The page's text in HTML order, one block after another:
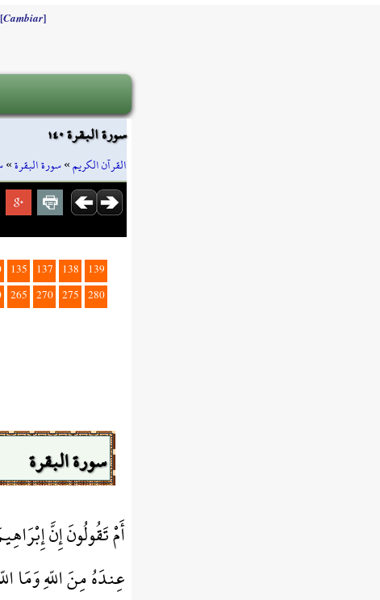
[Cambiar]
سورة البقرة ١٤٠
القرآن الكريم»سورة البقرة»
135 137 138 139
265 270 275
280
سورة البقرة
أَمْ تَقُولُونَ إِنَّ
عِندَهُ مِنَ اللّهِ وَمَا